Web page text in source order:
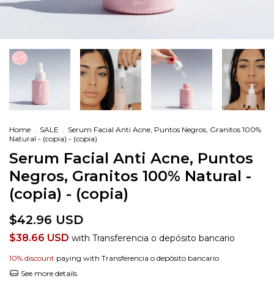
Home SALE
Serum Facial Anti Acne, Puntos Negros, Granitos 100%
Natural - (copia) - (copia)
Serum Facial Anti Acne, Puntos
Negros, Granitos 100% Natural -
(copia) - (copia)
$42.96 USD
$38.66 USD with Transferencia o depósito bancario
10% discount paying with Transferencia o depósito bancario
See more details